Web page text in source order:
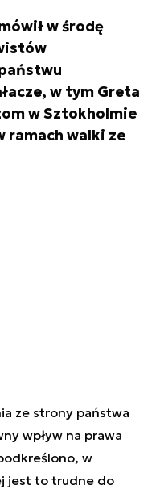
w środę
w tym Greta
w Sztokholmie
ramach walki ze
ze strony państwa
wpływ na prawa
w
jest to trudne do